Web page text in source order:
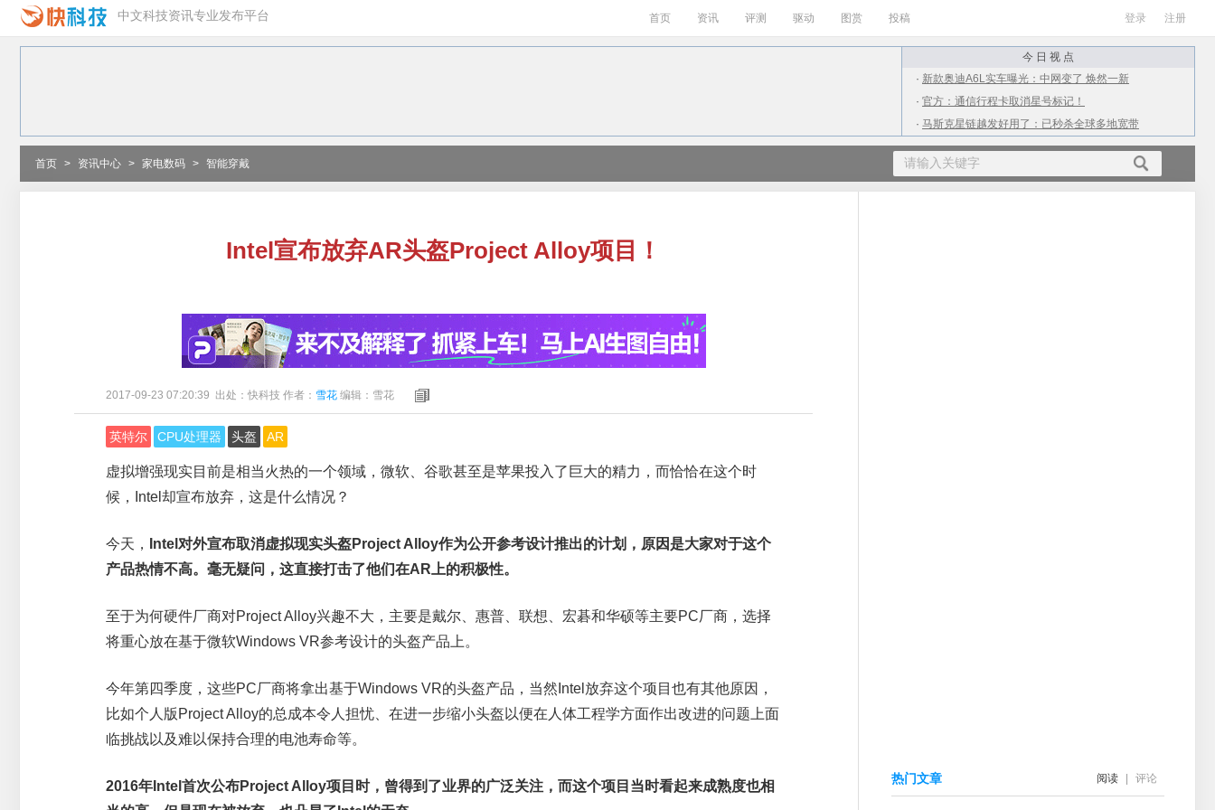
中文科技资讯专业发布平台 首页 资讯 评测 驱动 图赏 投稿 登录 注册
今 日 视 点
· 新款奥迪A6L实车曝光：中网变了 焕然一新
· 官方：通信行程卡取消星号标记！
· 马斯克星链越发好用了：已秒杀全球多地宽带
·ARM X3/A715/A510 CPU发布：最大12核
·从4千到2万！上半年值得购买的10款游戏本
·广电放号第二天：网友实测iPhone信号满格
首页 > 资讯中心 > 家电数码 > 智能穿戴
Intel宣布放弃AR头盔Project Alloy项目！
2017-09-23 07:20:39 出处：快科技 作者： 雪花 编辑：雪花
英特尔 CPU处理器 头盔 AR
虚拟增强现实目前是相当火热的一个领域，微软、谷歌甚至是苹果投入了巨大的精力，而恰恰在这个时
候，Intel却宣布放弃，这是什么情况？
今天，
Intel对外宣布取消虚拟现实头盔Project Alloy作为公开参考设计推出的计划，原因是大家对于这个
产品热情不高。毫无疑问，这直接打击了他们在AR上的积极性。
至于为何硬件厂商对Project Alloy兴趣不大，主要是戴尔、惠普、联想、宏碁和华硕等主要PC厂商，选择
将重心放在基于微软Windows VR参考设计的头盔产品上。
今年第四季度，这些PC厂商将拿出基于Windows VR的头盔产品，当然Intel放弃这个项目也有其他原因，
比如个人版Project Alloy的总成本令人担忧、在进一步缩小头盔以便在人体工程学方面作出改进的问题上面
临挑战以及难以保持合理的电池寿命等。
2016年Intel首次公布Project Alloy项目时，曾得到了业界的广泛关注，而这个项目当时看起来成熟度也相
热门文章 阅读 评论